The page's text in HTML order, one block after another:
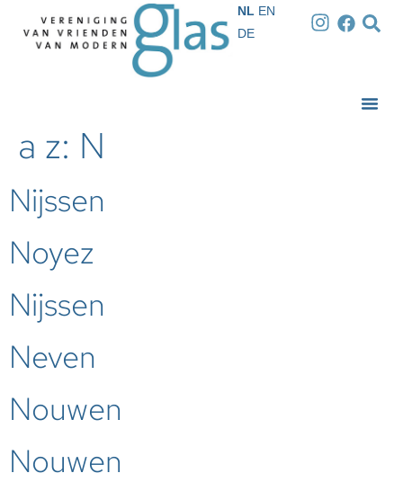
NL EN
DE
a z: N
Nijssen
Noyez
Nijssen
Neven
Nouwen
Nouwen